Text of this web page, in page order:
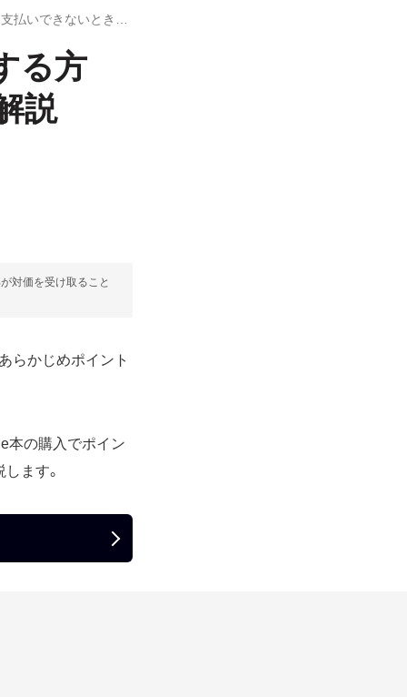
る方
説
対価を受け取ること
らかじめポイント
本の購入でポイン
ます。